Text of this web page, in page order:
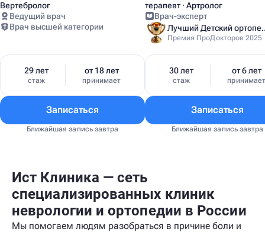
Вертебролог
Ведущий врач
Врач высшей категории
29 лет
стаж
от 18 лет
принимает
Записаться
Ближайшая запись завтра
терапевт · Артролог
Врач-эксперт
Лучший
Премия ПроДокторов 2025
30 лет
стаж
от 6 лет
принимает
Записаться
Ближайшая запись завтра
Ист Клиника — сеть
специализированных клиник
неврологии и ортопедии в России
Мы помогаем людям разобраться в причине боли и